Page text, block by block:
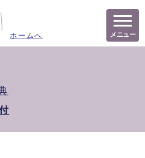
ホームへ メニュー